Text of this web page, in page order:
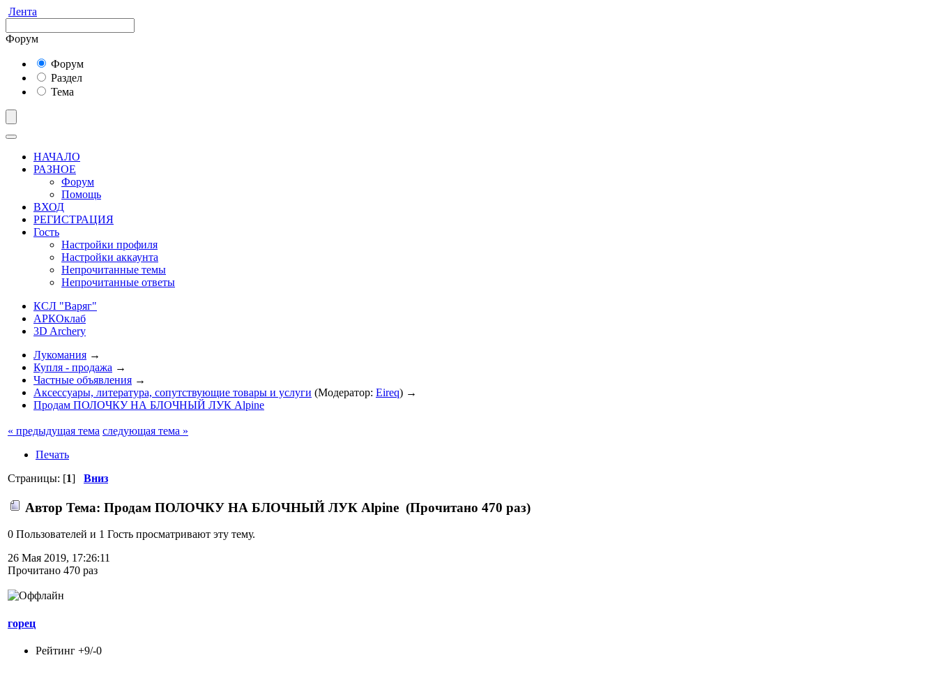
Лента
Форум
Форум
Раздел
Тема
НАЧАЛО
РАЗНОЕ
Форум
Помощь
ВХОД
РЕГИСТРАЦИЯ
Гость
Настройки профиля
Настройки аккаунта
Непрочитанные темы
Непрочитанные ответы
КСЛ "Варяг"
АРКОклаб
3D Archery
Лукомания →
Купля - продажа →
Частные объявления →
Аксессуары, литература, сопутствующие товары и услуги (Модератор: Eireq) →
Продам ПОЛОЧКУ НА БЛОЧНЫЙ ЛУК Alpine
« предыдущая тема следующая тема »
Печать
Страницы: [1] Вниз
Автор Тема: Продам ПОЛОЧКУ НА БЛОЧНЫЙ ЛУК Alpine (Прочитано 470 раз)
0 Пользователей и 1 Гость просматривают эту тему.
26 Мая 2019, 17:26:11
Прочитано 470 раз
горец
Рейтинг +9/-0